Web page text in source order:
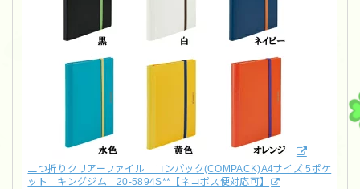
二つ折りクリアーファイル コンパック(COMPACK)A4サイズ 5ポケ
ット キングジム 20-5894S**【ネコポス便対応可】